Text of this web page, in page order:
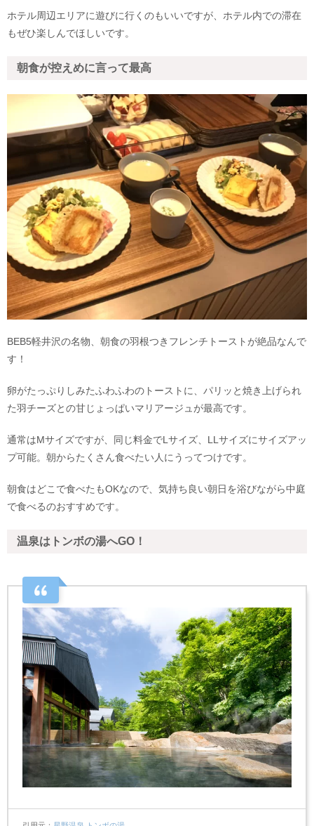
ホテル周辺エリアに遊びに行くのもいいですが、ホテル内での滞在
もぜひ楽しんでほしいです。
朝食が控えめに言って最高
BEB5軽井沢の名物、朝食の羽根つきフレンチトーストが絶品なんで
す！
卵がたっぷりしみたふわふわのトーストに、パリッと焼き上げられ
た羽チーズとの甘じょっぱいマリアージュが最高です。
通常はMサイズですが、同じ料金でLサイズ、LLサイズにサイズアッ
プ可能。朝からたくさん食べたい人にうってつけです。
朝食はどこで食べたもOKなので、気持ち良い朝日を浴びながら中庭
で食べるのおすすめです。
温泉はトンボの湯へGO！